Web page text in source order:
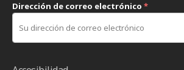
Dirección de correo electrónico *